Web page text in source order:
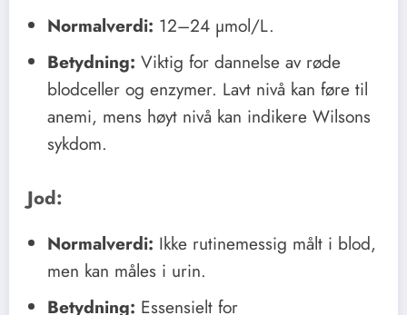
Normalverdi: 12–24 µmol/L.
Betydning: Viktig for dannelse av røde
blodceller og enzymer. Lavt nivå kan føre til
anemi, mens høyt nivå kan indikere Wilsons
sykdom.
Jod:
Normalverdi: Ikke rutinemessig målt i blod,
men kan måles i urin.
Betydning: Essensielt for